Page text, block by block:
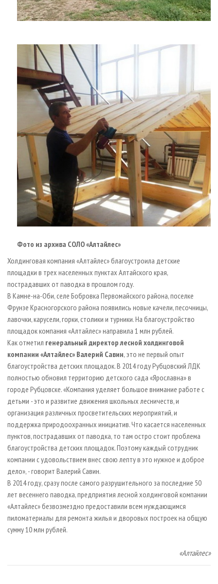
Фото из архива СОЛО «Алтайлес»
Холдинговая компания «Алтайлес» благоустроила детские
площадки в трех населенных пунктах Алтайского края,
пострадавших от паводка в прошлом году.
В Камне-на-Оби, селе Бобровка Первомайского района, поселке
Фрунзе Красногорского района появились новые качели, песочницы,
лавочки, карусели, горки, столики и турники. На благоустройство
площадок компания «Алтайлес» направила 1 млн рублей.
Как отметил генеральный директор лесной холдинговой
компании «Алтайлес» Валерий Савин, это не первый опыт
благоустройства детских площадок. В 2014 году Рубцовский ЛДК
полностью обновил территорию детского сада «Ярославна» в
городе Рубцовске. «Компания уделяет большое внимание работе с
детьми - это и развитие движения школьных лесничеств, и
организация различных просветительских мероприятий, и
поддержка природоохранных инициатив. Что касается населенных
пунктов, пострадавших от паводка, то там остро стоит проблема
благоустройства детских площадок. Поэтому каждый сотрудник
компании с удовольствием внес свою лепту в это нужное и доброе
дело», - говорит Валерий Савин.
В 2014 году, сразу после самого разрушительного за последние 50
лет весеннего паводка, предприятия лесной холдинговой компании
«Алтайлес» безвозмездно предоставили всем нуждающимся
пиломатериалы для ремонта жилья и дворовых построек на общую
сумму 10 млн рублей.
«Алтайлес»